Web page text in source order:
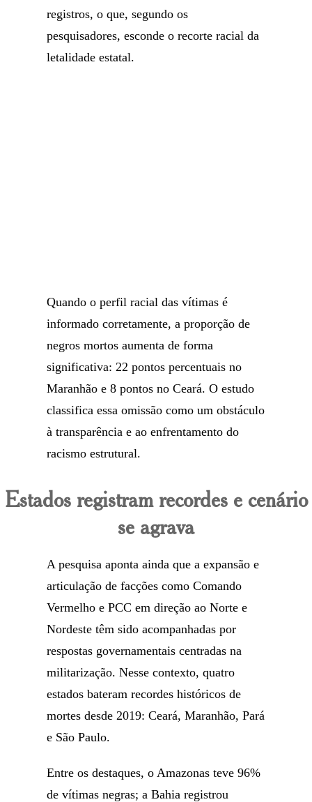
registros, o que, segundo os
pesquisadores, esconde o recorte racial da
letalidade estatal.
Quando o perfil racial das vítimas é
informado corretamente, a proporção de
negros mortos aumenta de forma
significativa: 22 pontos percentuais no
Maranhão e 8 pontos no Ceará. O estudo
classifica essa omissão como um obstáculo
à transparência e ao enfrentamento do
racismo estrutural.
Estados registram recordes e cenário
se agrava
A pesquisa aponta ainda que a expansão e
articulação de facções como Comando
Vermelho e PCC em direção ao Norte e
Nordeste têm sido acompanhadas por
respostas governamentais centradas na
militarização. Nesse contexto, quatro
estados bateram recordes históricos de
mortes desde 2019: Ceará, Maranhão, Pará
e São Paulo.
Entre os destaques, o Amazonas teve 96%
de vítimas negras; a Bahia registrou